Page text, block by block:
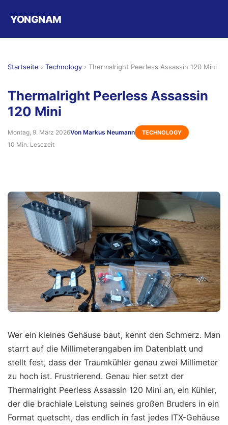
YONGNAM
Startseite › Technology › Thermalright Peerless Assassin 120 Mini
Thermalright Peerless Assassin
120 Mini
Montag, 9. März 2026Von Markus Neumann TECHNOLOGY
10 Min. Lesezeit
Wer ein kleines Gehäuse baut, kennt den Schmerz. Man
starrt auf die Millimeterangaben im Datenblatt und
stellt fest, dass der Traumkühler genau zwei Millimeter
zu hoch ist. Frustrierend. Genau hier setzt der
Thermalright Peerless Assassin 120 Mini an, ein Kühler,
der die brachiale Leistung seines großen Bruders in ein
Format quetscht, das endlich in fast jedes ITX-Gehäuse